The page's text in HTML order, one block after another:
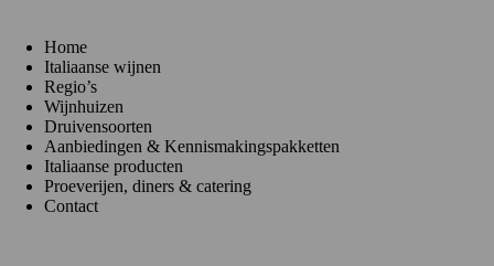
Home
Italiaanse wijnen
Regio’s
Wijnhuizen
Druivensoorten
Aanbiedingen & Kennismakingspakketten
Italiaanse producten
Proeverijen, diners & catering
Contact